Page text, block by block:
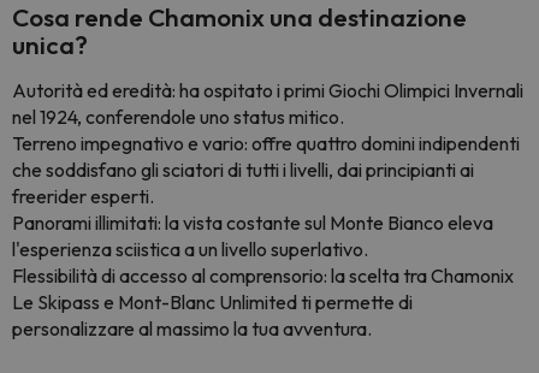
Cosa rende Chamonix una destinazione
unica?
Autorità ed eredità: ha ospitato i primi Giochi Olimpici Invernali
nel 1924, conferendole uno status mitico.
Terreno impegnativo e vario: offre quattro domini indipendenti
che soddisfano gli sciatori di tutti i livelli, dai principianti ai
freerider esperti.
Panorami illimitati: la vista costante sul Monte Bianco eleva
l'esperienza sciistica a un livello superlativo.
Flessibilità di accesso al comprensorio: la scelta tra Chamonix
Le Skipass e Mont-Blanc Unlimited ti permette di
personalizzare al massimo la tua avventura.